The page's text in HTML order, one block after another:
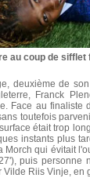
au coup de sifflet
deuxième de
Franck
Face au
toutefois
était trop
instants plus
Morch qui évitait
puis
Riis Vinje, en